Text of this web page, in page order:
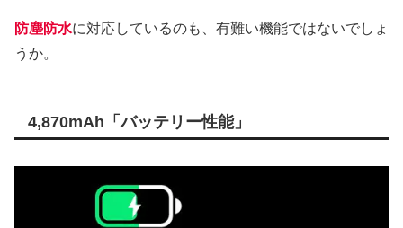
防塵防水に対応しているのも、有難い機能ではないでしょ
うか。
4,870mAh「バッテリー性能」